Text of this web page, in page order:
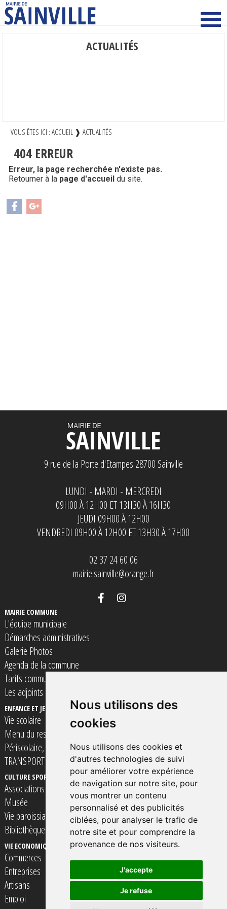
Nous utilisons des
cookies
Nous utilisons des cookies et
d'autres technologies de suivi
pour améliorer votre expérience
de navigation sur notre site, pour
vous montrer un contenu
personnalisé et des publicités
ciblées, pour analyser le trafic de
notre site et pour comprendre la
provenance de nos visiteurs.
J'accepte
Je refuse
ACTUALITÉS
VOUS ÊTES ICI :ACCUEIL ❱ ACTUALITÉS
404 ERREUR
Erreur, la page recherchée n'existe pas.
Retourner à la page d'accueil du site.
9 rue de la Porte d'Etampes 28700 Sainville
LUNDI - MARDI - MERCREDI
09H00 À 12H00 ET 13H30 À 16H30
JEUDI 09H00 À 12H00
VENDREDI 09H00 À 12H00 ET 13H30 À 17H00
02 37 24 60 06
mairie.sainville@orange.fr
MAIRIE COMMUNE
L'équipe municipale
Démarches administratives
Galerie Photos
Agenda de la commune
Tarifs communaux
Les adjoints
ENFANCE ET JEUNESSE
Vie scolaire
Menu du restaurant scolaire
Périscolaire, Accueil de loisirs et Espace Jeunes
TRANSPORT SCOLAIRE
CULTURE SPORT ET LOISIRS
Associations
Musée
Vie paroissiale
Bibliothèque
VIE SOCIALE SOLIDARITé ET SANTE
Assistantes Maternelles
Professionnels de Santé
TRANSPORT à la personne
VIE ECONOMIQUE
Commerces
Entreprises
Artisans
Emploi
CONTACTER VOTRE MAIRIE